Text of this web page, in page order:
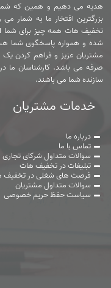
هدیه می دهیم و همین که
بزرگترین افتخار ما به شمار
تخفیف هات همه چیز برای
شده و همواره پاسخگوی شما
مشتریان عزیز و فراهم کردن یک
صرفه می باشد. کارشناسان ما
سازنده شما می باشند.
خدمات مشتریان
درباره ما
تماس با ما
سوالات متداول شرکای تجاری
تبلیغات در تخفیف هات
فرصت های شغلی در تخفیف
سوالات متداول مشتریان
سیاست حفظ حریم خصوصی